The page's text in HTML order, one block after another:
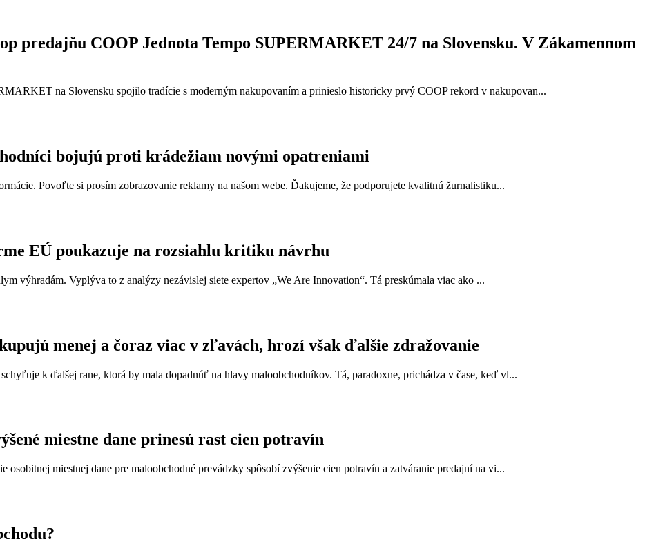
predajňu COOP Jednota Tempo SUPERMARKET 24/7 na Slovensku. V Zákamennom
na Slovensku spojilo tradície s moderným nakupovaním a prinieslo historicky prvý COOP rekord v nakupovan...
bojujú proti krádežiam novými opatreniami
Povoľte si prosím zobrazovanie reklamy na našom webe. Ďakujeme, že podporujete kvalitnú žurnalistiku...
EÚ poukazuje na rozsiahlu kritiku návrhu
výhradám. Vyplýva to z analýzy nezávislej siete expertov „We Are Innovation“. Tá preskúmala viac ako ...
menej a čoraz viac v zľavách, hrozí však ďalšie zdražovanie
k ďalšej rane, ktorá by mala dopadnúť na hlavy maloobchodníkov. Tá, paradoxne, prichádza v čase, keď vl...
miestne dane prinesú rast cien potravín
osobitnej miestnej dane pre maloobchodné prevádzky spôsobí zvýšenie cien potravín a zatváranie predajní na vi...